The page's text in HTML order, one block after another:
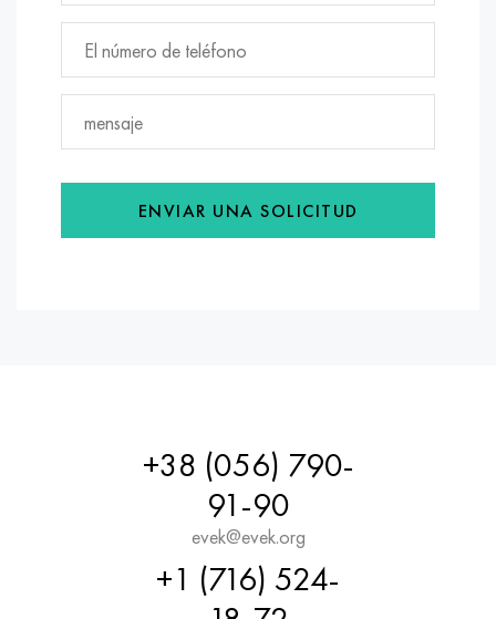
ENVIAR UNA SOLICITUD
+38 (056) 790-
91-90
evek@evek.org
+1 (716) 524-